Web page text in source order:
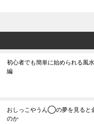
初心者でも簡単に始められる風
編
おしっこやうん◯の夢を見ると
のか